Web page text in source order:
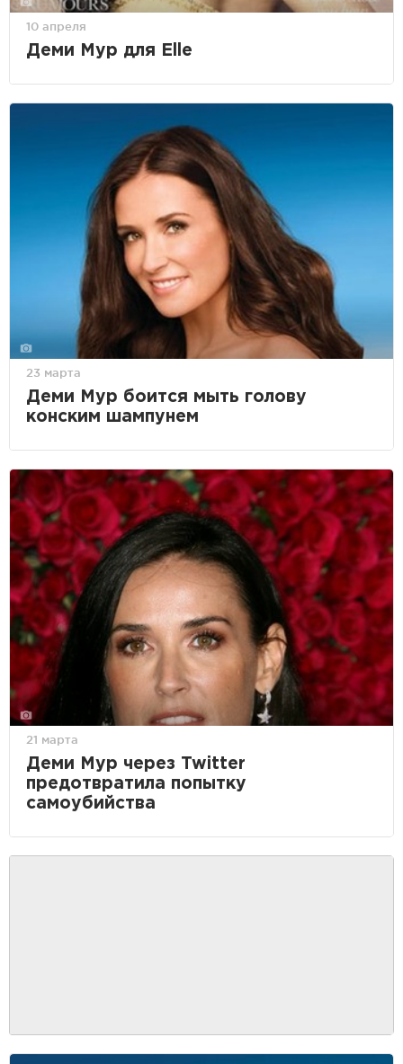
10 апреля
Деми Мур для Elle
23 марта
Деми Мур боится мыть голову
конским шампунем
21 марта
Деми Мур через Twitter
предотвратила попытку
самоубийства